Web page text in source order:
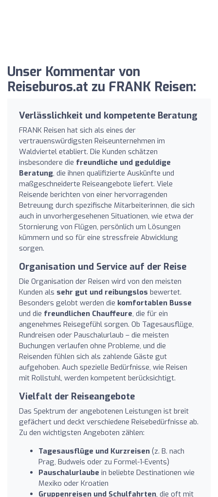
Unser Kommentar von
Reiseburos.at zu FRANK Reisen:
Verlässlichkeit und kompetente Beratung
FRANK Reisen hat sich als eines der
vertrauenswürdigsten Reiseunternehmen im
Waldviertel etabliert. Die Kunden schätzen
insbesondere die freundliche und geduldige
Beratung, die ihnen qualifizierte Auskünfte und
maßgeschneiderte Reiseangebote liefert. Viele
Reisende berichten von einer hervorragenden
Betreuung durch spezifische Mitarbeiterinnen, die sich
auch in unvorhergesehenen Situationen, wie etwa der
Stornierung von Flügen, persönlich um Lösungen
kümmern und so für eine stressfreie Abwicklung
sorgen.
Organisation und Service auf der Reise
Die Organisation der Reisen wird von den meisten
Kunden als sehr gut und reibungslos bewertet.
Besonders gelobt werden die komfortablen Busse
und die freundlichen Chauffeure, die für ein
angenehmes Reisegefühl sorgen. Ob Tagesausflüge,
Rundreisen oder Pauschalurlaub – die meisten
Buchungen verlaufen ohne Probleme, und die
Reisenden fühlen sich als zahlende Gäste gut
aufgehoben. Auch spezielle Bedürfnisse, wie Reisen
mit Rollstuhl, werden kompetent berücksichtigt.
Vielfalt der Reiseangebote
Das Spektrum der angebotenen Leistungen ist breit
gefächert und deckt verschiedene Reisebedürfnisse ab.
Zu den wichtigsten Angeboten zählen:
Tagesausflüge und Kurzreisen (z. B. nach
Prag, Budweis oder zu Formel-1-Events)
Pauschalurlaube in beliebte Destinationen wie
Mexiko oder Kroatien
Gruppenreisen und Schulfahrten, die oft mit